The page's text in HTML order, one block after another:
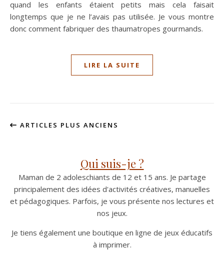
quand les enfants étaient petits mais cela faisait
longtemps que je ne l’avais pas utilisée. Je vous montre
donc comment fabriquer des thaumatropes gourmands.
LIRE LA SUITE
ARTICLES PLUS ANCIENS
Qui suis-je ?
Maman de 2 adoleschiants de 12 et 15 ans. Je partage
principalement des idées d'activités créatives, manuelles
et pédagogiques. Parfois, je vous présente nos lectures et
nos jeux.
Je tiens également une boutique en ligne de jeux éducatifs
à imprimer.